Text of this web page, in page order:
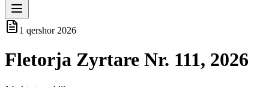
1 qershor 2026
Fletorja Zyrtare Nr. 111, 2026